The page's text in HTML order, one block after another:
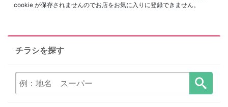
cookie が保存されませんのでお店をお気に入りに登録できません。
チラシを探す